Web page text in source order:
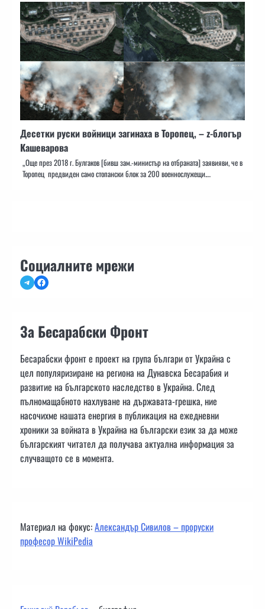
Десетки руски войници загинаха в Торопец, – z-блогър
Кашеварова
„Още през 2018 г. Булгаков [бивш зам.-министър на отбраната] заявияви, че в
Торопец предвиден само стопански блок за 200 военнослужещи.…
Социалните мрежи
TelegramFacebook
За Бесарабски Фронт
Бесарабски фронт е проект на група българи от Украйна с
цел популяризиране на региона на Дунавска Бесарабия и
развитие на българското наследство в Украйна. След
пълномащабното нахлуване на държавата-грешка, ние
насочихме нашата енергия в публикация на ежедневни
хроники за войната в Украйна на български език за да може
българският читател да получава актуална информация за
случващото се в момента.
Материал на фокус:Александър Сивилов – проруски
професор WikiPedia